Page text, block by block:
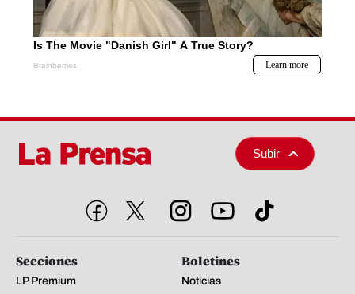
Subir
Secciones
LP Premium
Boletines
Noticias